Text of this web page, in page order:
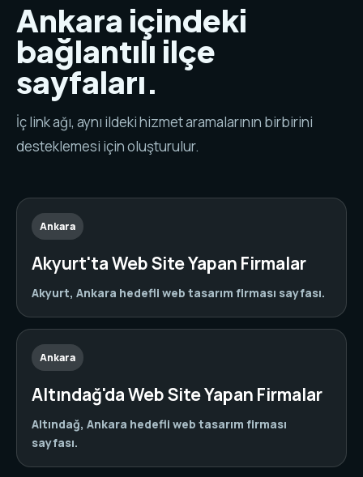
Ankara içindeki
bağlantılı ilçe
sayfaları.
İç link ağı, aynı ildeki hizmet aramalarının birbirini
desteklemesi için oluşturulur.
Ankara
Akyurt'ta Web Site Yapan Firmalar
Akyurt, Ankara hedefli web tasarım firması sayfası.
Ankara
Altındağ'da Web Site Yapan Firmalar
Altındağ, Ankara hedefli web tasarım firması
sayfası.